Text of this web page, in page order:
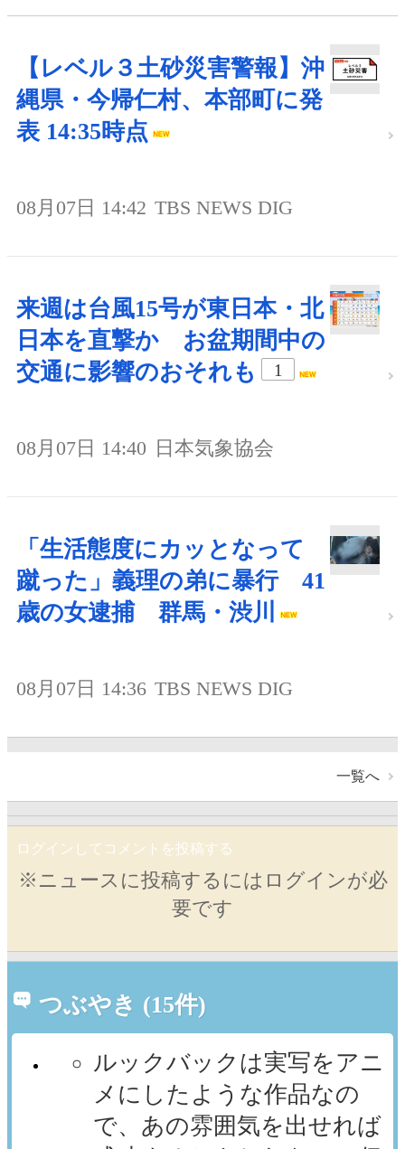
【レベル３土砂災害警報】沖
縄県・今帰仁村、本部町に発
表 14:35時点
08月07日 14:42 TBS NEWS DIG
来週は台風15号が東日本・北
日本を直撃か お盆期間中の
交通に影響のおそれも
1
08月07日 14:40 日本気象協会
「生活態度にカッとなって
蹴った」義理の弟に暴行 41
歳の女逮捕 群馬・渋川
08月07日 14:36 TBS NEWS DIG
一覧へ
ログインしてコメントを投稿する
※ニュースに投稿するにはログインが必
要です
つぶやき (15件)
ルックバックは実写をアニ
メにしたような作品なの
で、あの雰囲気を出せれば